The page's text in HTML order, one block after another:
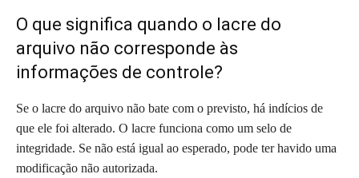
O que significa quando o lacre do
arquivo não corresponde às
informações de controle?
Se o lacre do arquivo não bate com o previsto, há indícios de
que ele foi alterado. O lacre funciona como um selo de
integridade. Se não está igual ao esperado, pode ter havido uma
modificação não autorizada.